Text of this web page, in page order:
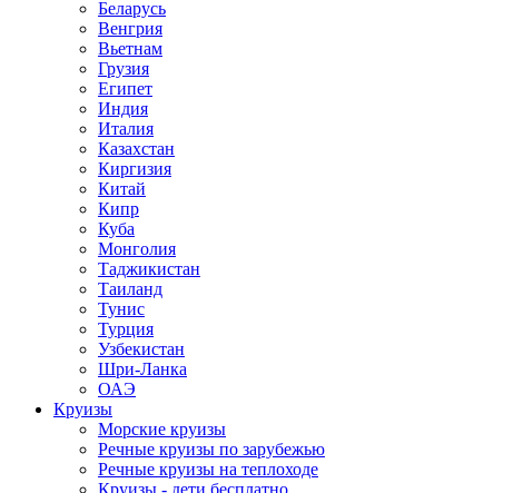
Беларусь
Венгрия
Вьетнам
Грузия
Египет
Индия
Италия
Казахстан
Киргизия
Китай
Кипр
Куба
Монголия
Таджикистан
Таиланд
Тунис
Турция
Узбекистан
Шри-Ланка
ОАЭ
Круизы
Морские круизы
Речные круизы по зарубежью
Речные круизы на теплоходе
Круизы - дети бесплатно